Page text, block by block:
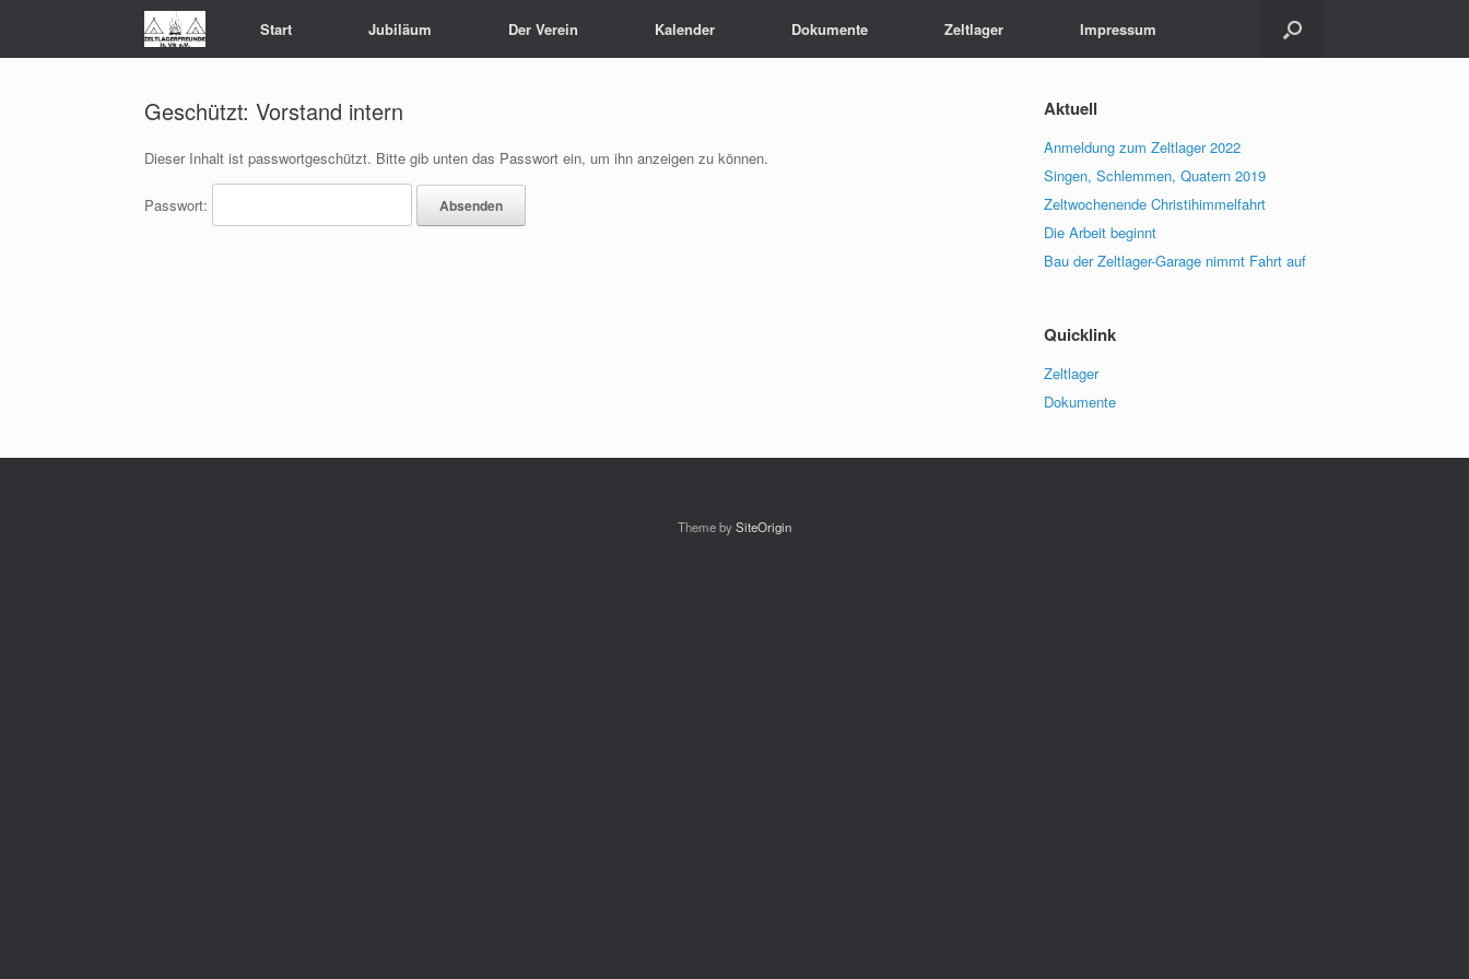
Start Jubiläum Der Verein Kalender Dokumente Zeltlager Impressum
Geschützt: Vorstand intern
Dieser Inhalt ist passwortgeschützt. Bitte gib unten das Passwort ein, um ihn anzeigen zu können.
Passwort:
Aktuell
Anmeldung zum Zeltlager 2022
Singen, Schlemmen, Quatern 2019
Zeltwochenende Christihimmelfahrt
Die Arbeit beginnt
Bau der Zeltlager-Garage nimmt Fahrt auf
Quicklink
Zeltlager
Dokumente
Theme bySiteOrigin